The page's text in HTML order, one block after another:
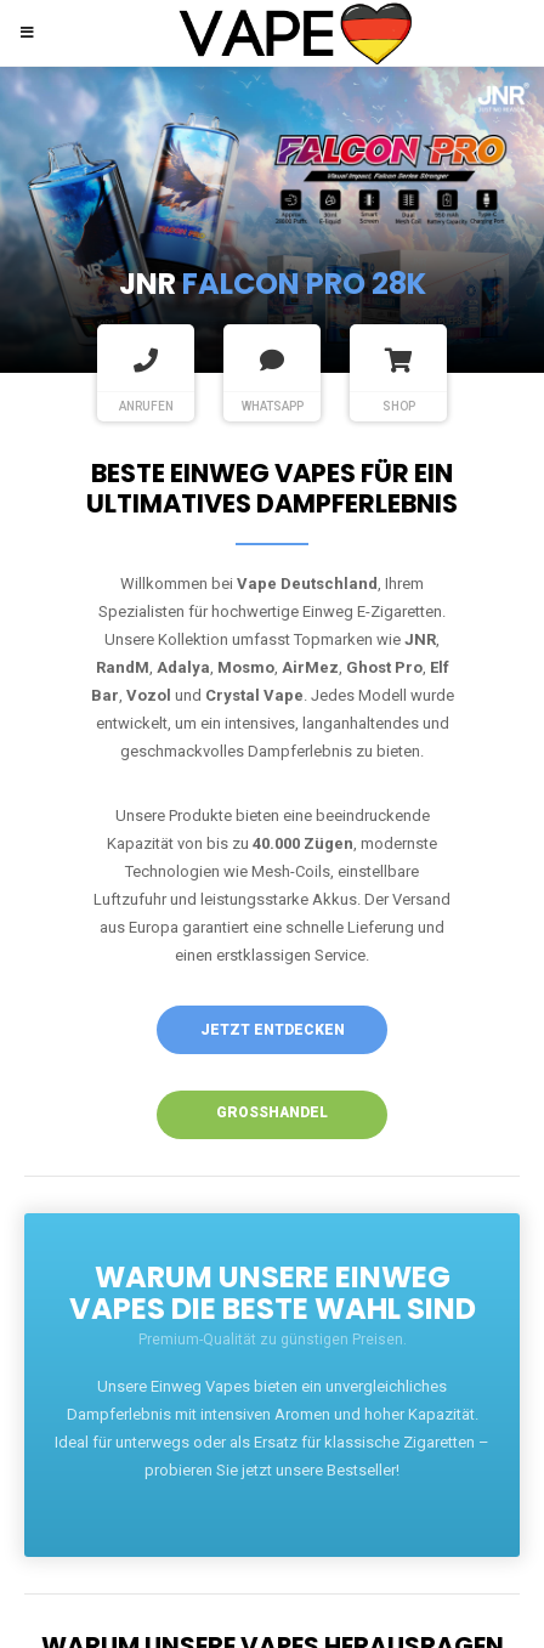
JNRSHISHA HOOKAH MAX
ANRUFEN WHATSAPP SHOP
BESTE EINWEG VAPES FÜR EIN
ULTIMATIVES DAMPFERLEBNIS
Willkommen bei Vape Deutschland, Ihrem
Spezialisten für hochwertige Einweg E-Zigaretten.
Unsere Kollektion umfasst Topmarken wie JNR,
RandM, Adalya, Mosmo, AirMez, Ghost Pro, Elf
Bar, Vozol und Crystal Vape. Jedes Modell wurde
entwickelt, um ein intensives, langanhaltendes und
geschmackvolles Dampferlebnis zu bieten.
Unsere Produkte bieten eine beeindruckende
Kapazität von bis zu 40.000 Zügen, modernste
Technologien wie Mesh-Coils, einstellbare
Luftzufuhr und leistungsstarke Akkus. Der Versand
aus Europa garantiert eine schnelle Lieferung und
einen erstklassigen Service.
JETZT ENTDECKEN
GROSSHANDEL
WARUM UNSERE EINWEG
VAPES DIE BESTE WAHL SIND
Premium-Qualität zu günstigen Preisen.
Unsere Einweg Vapes bieten ein unvergleichliches
Dampferlebnis mit intensiven Aromen und hoher Kapazität.
Ideal für unterwegs oder als Ersatz für klassische Zigaretten –
probieren Sie jetzt unsere Bestseller!